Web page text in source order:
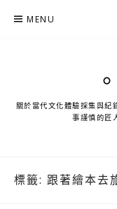
MENU
關於當代文化體驗採集與紀
事謹慎的匠
標籤: 跟著繪本去